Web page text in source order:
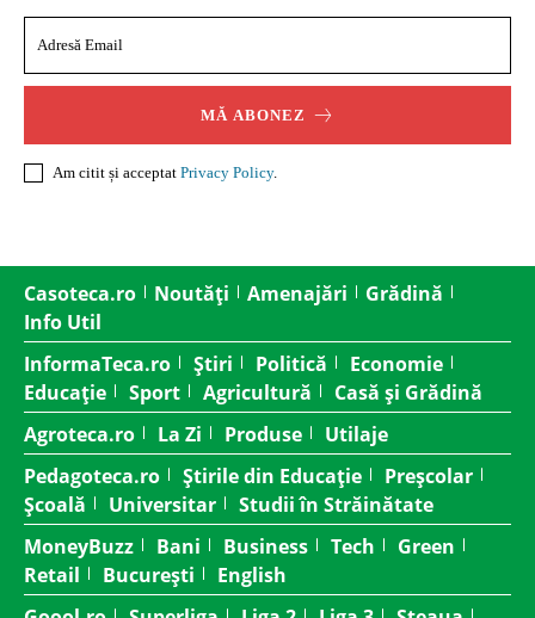
MĂ ABONEZ
Am citit și acceptat Privacy Policy.
Casoteca.ro Noutăți Amenajări
Grădină
Info Util
InformaTeca.ro
Știri Politică
Economie
Educație
Sport Agricultură
Casă și Grădină
Agroteca.ro
La Zi Produse
Utilaje
Pedagoteca.ro
Știrile din Educație
Preșcolar
Școală
Universitar
Studii în Străinătate
MoneyBuzz
Bani Business Tech
Green
Retail
București
English